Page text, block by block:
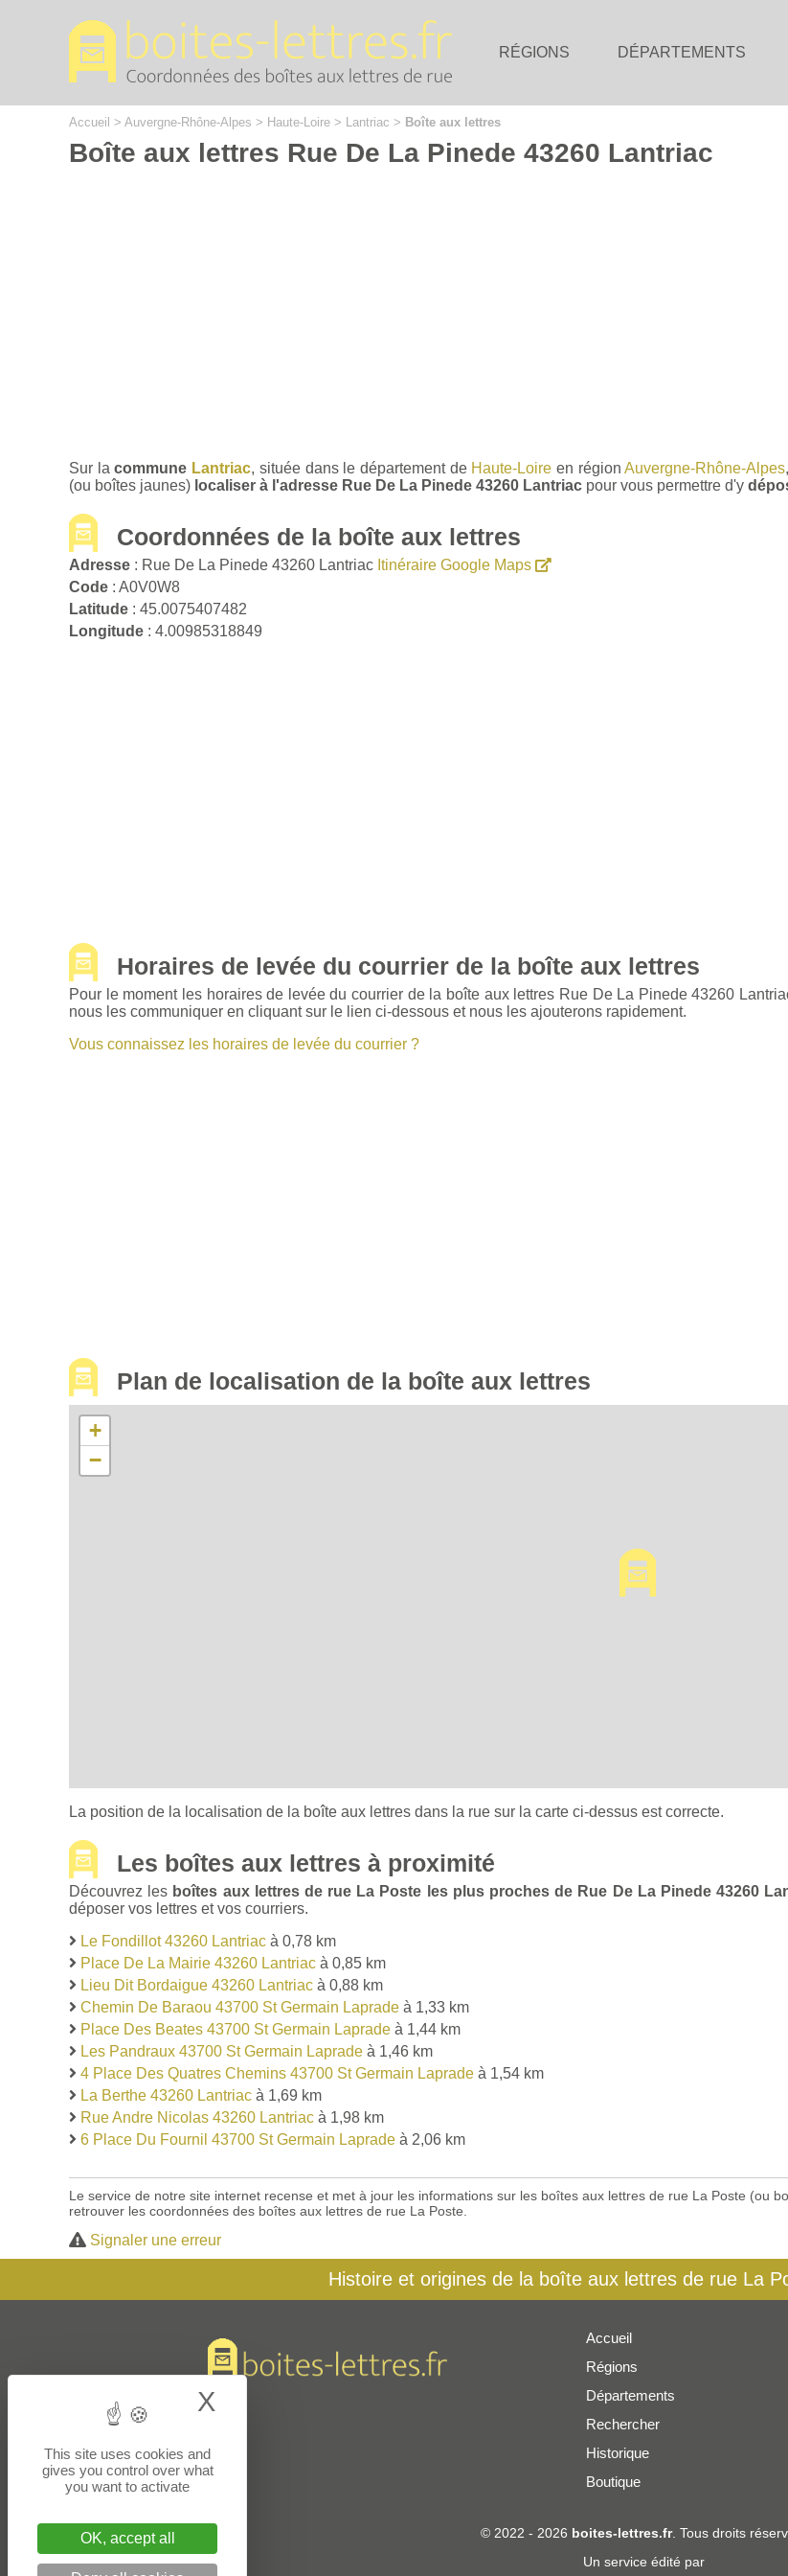
RÉGIONS DÉPARTEMENTS
Accueil > Auvergne-Rhône-Alpes > Haute-Loire > Lantriac > Boîte aux lettres
Boîte aux lettres Rue De La Pinede 43260 Lantriac
Sur lacommune Lantriac, située dans le département de Haute-Loire en régionAuvergne-Rhône-Alpes
(ou boîtes jaunes) localiser à l'adresse Rue De La Pinede 43260 Lantriac pour vous permettre d'y
Coordonnées de la boîte aux lettres
Adresse : Rue De La Pinede 43260 Lantriac Itinéraire Google Maps
Code : A0V0W8
Latitude : 45.0075407482
Longitude : 4.00985318849
Horaires de levée du courrier de la boîte aux lettres
Pour le moment les horaires de levée du courrier de la boîte aux lettres Rue De La Pinede 43260
nous les communiquer en cliquant sur le lien ci-dessous et nous les ajouterons rapidement.
Vous connaissez les horaires de levée du courrier ?
Plan de localisation de la boîte aux lettres
+
−
La position de la localisation de la boîte aux lettres dans la rue sur la carte ci-dessus est correcte.
Les boîtes aux lettres à proximité
Découvrez les boîtes aux lettres de rue La Poste les plus proches de Rue De La Pinede 43260
déposer vos lettres et vos courriers.
Le Fondillot 43260 Lantriac à 0,78 km
Place De La Mairie 43260 Lantriac à 0,85 km
Lieu Dit Bordaigue 43260 Lantriac à 0,88 km
Chemin De Baraou 43700 St Germain Laprade à 1,33 km
Place Des Beates 43700 St Germain Laprade à 1,44 km
Les Pandraux 43700 St Germain Laprade à 1,46 km
4 Place Des Quatres Chemins 43700 St Germain Laprade à 1,54 km
La Berthe 43260 Lantriac à 1,69 km
Rue Andre Nicolas 43260 Lantriac à 1,98 km
6 Place Du Fournil 43700 St Germain Laprade à 2,06 km
Le service de notre site internet recense et met à jour les informations sur les boîtes aux lettres de rue La Poste (ou
retrouver les coordonnées des boîtes aux lettres de rue La Poste.
Signaler une erreur
Histoire et origines de la boîte aux lettres de rue La
Accueil
Régions
Départements
Rechercher
Historique
Boutique
© 2022 - 2026 boites-lettres.fr. Tous droits
Un service édité par
This site uses cookies and
gives you control over what
you want to activate
OK, accept all
X